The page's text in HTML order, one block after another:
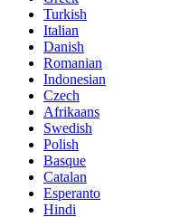
Turkish
Italian
Danish
Romanian
Indonesian
Czech
Afrikaans
Swedish
Polish
Basque
Catalan
Esperanto
Hindi